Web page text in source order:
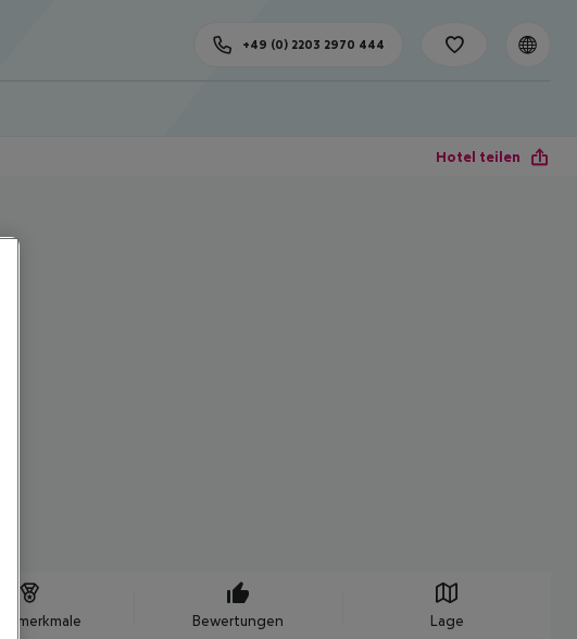
+49 (0) 2203 2970 444
Hotel teilen
Bewertungen Lage